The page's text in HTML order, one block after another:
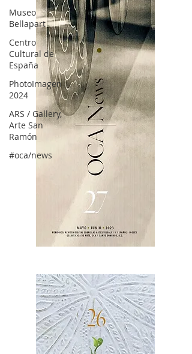
Museo
Bellapart
Centro
Cultural de
España
PhotoImagen
2024
ARS / Gallery,
Arte San
Ramón
#oca/news